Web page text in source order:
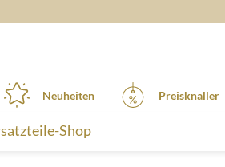
Neuheiten Preisknaller
Shop